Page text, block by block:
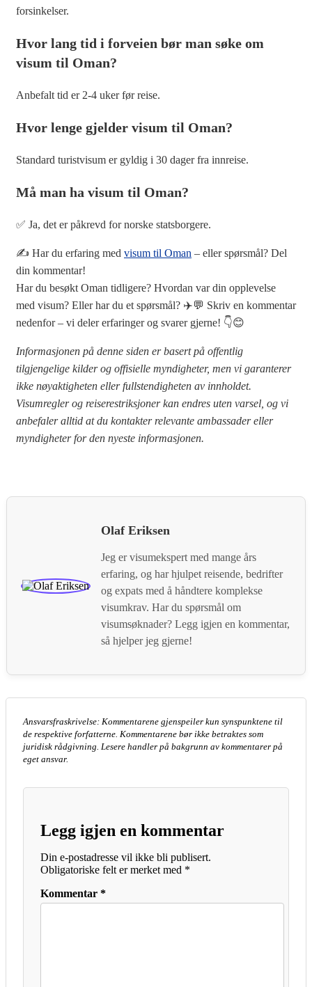
forsinkelser.
Hvor lang tid i forveien bør man søke om
visum til Oman?
Anbefalt tid er 2-4 uker før reise.
Hvor lenge gjelder visum til Oman?
Standard turistvisum er gyldig i 30 dager fra innreise.
Må man ha visum til Oman?
✅ Ja, det er påkrevd for norske statsborgere.
✍️ Har du erfaring med visum til Oman – eller spørsmål? Del
din kommentar!
Har du besøkt Oman tidligere? Hvordan var din opplevelse
med visum? Eller har du et spørsmål? ✈️💬 Skriv en kommentar
nedenfor – vi deler erfaringer og svarer gjerne! 👇😊
Informasjonen på denne siden er basert på offentlig
tilgjengelige kilder og offisielle myndigheter, men vi garanterer
ikke nøyaktigheten eller fullstendigheten av innholdet.
Visumregler og reiserestriksjoner kan endres uten varsel, og vi
anbefaler alltid at du kontakter relevante ambassader eller
myndigheter for den nyeste informasjonen.
Olaf Eriksen
Jeg er visumekspert med mange års
erfaring, og har hjulpet reisende, bedrifter
og expats med å håndtere komplekse
visumkrav. Har du spørsmål om
visumsøknader? Legg igjen en kommentar,
så hjelper jeg gjerne!
Legg igjen en kommentar
Din e-postadresse vil ikke bli publisert.
Obligatoriske felt er merket med *
Kommentar *
Ansvarsfraskrivelse: Kommentarene gjenspeiler kun synspunktene til
de respektive forfatterne. Kommentarene bør ikke betraktes som
juridisk rådgivning. Lesere handler på bakgrunn av kommentarer på
eget ansvar.